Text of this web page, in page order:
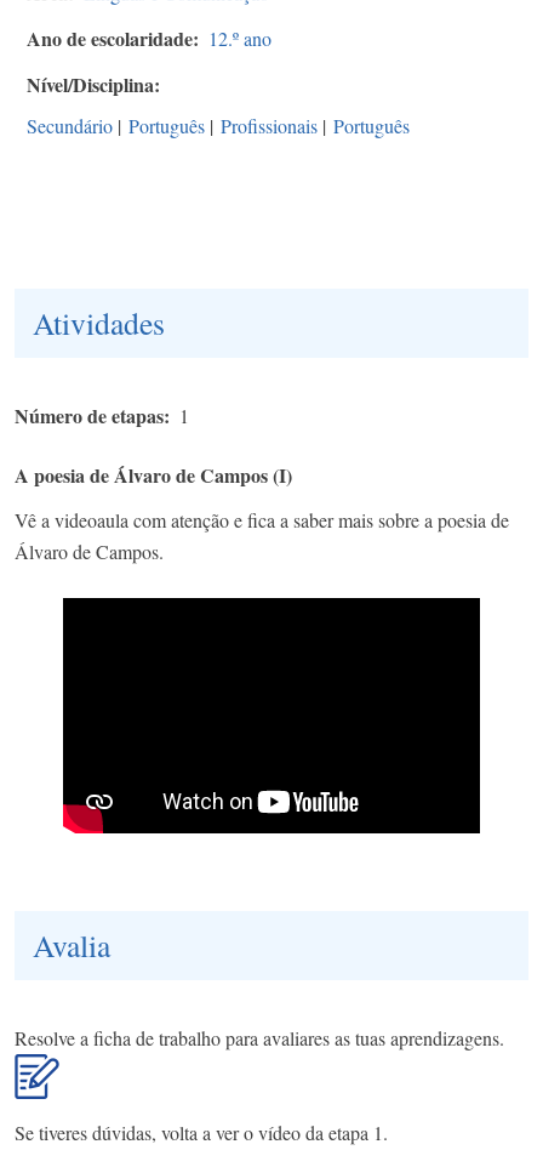
Ano de escolaridade 12.º ano
Nível/Disciplina
Secundário | Português | Profissionais | Português
Atividades
Número de etapas 1
A poesia de Álvaro de Campos (I)
Vê a videoaula com atenção e fica a saber mais sobre a poesia de
Álvaro de Campos.
Avalia
Resolve a ficha de trabalho para avaliares as tuas aprendizagens.
Se tiveres dúvidas, volta a ver o vídeo da etapa 1.